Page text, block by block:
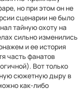
но при этом он не
сценарии не было
тайную охоту на
сильно изменились
и ее история
часть фанатов
Вот только
сюжетную дыру в
как-либо